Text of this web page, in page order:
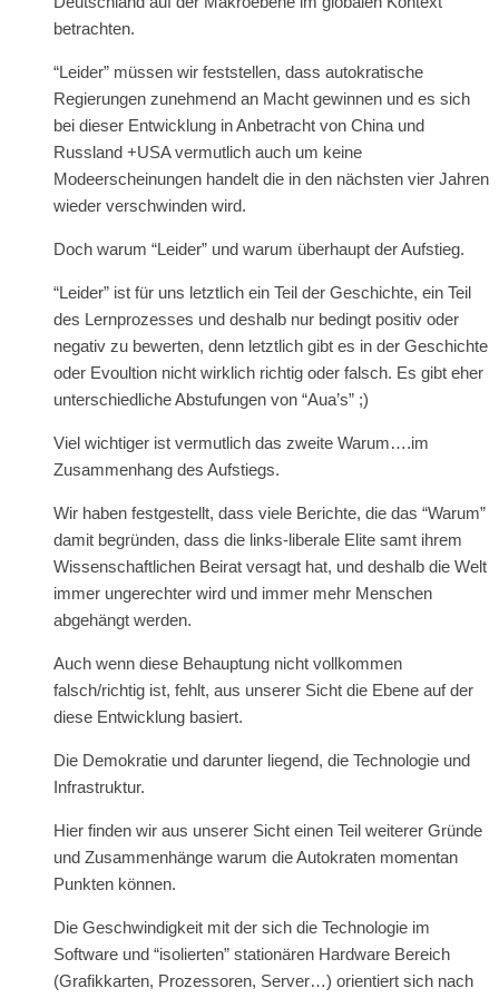
betrachten.
“Leider” müssen wir feststellen, dass autokratische
Regierungen zunehmend an Macht gewinnen und es sich
bei dieser Entwicklung in Anbetracht von China und
Russland +USA vermutlich auch um keine
Modeerscheinungen handelt die in den nächsten vier Jahren
wieder verschwinden wird.
Doch warum “Leider” und warum überhaupt der Aufstieg.
“Leider” ist für uns letztlich ein Teil der Geschichte, ein Teil
des Lernprozesses und deshalb nur bedingt positiv oder
negativ zu bewerten, denn letztlich gibt es in der Geschichte
oder Evoultion nicht wirklich richtig oder falsch. Es gibt eher
unterschiedliche Abstufungen von “Aua’s” ;)
Viel wichtiger ist vermutlich das zweite Warum….im
Zusammenhang des Aufstiegs.
Wir haben festgestellt, dass viele Berichte, die das “Warum”
damit begründen, dass die links-liberale Elite samt ihrem
Wissenschaftlichen Beirat versagt hat, und deshalb die Welt
immer ungerechter wird und immer mehr Menschen
abgehängt werden.
Auch wenn diese Behauptung nicht vollkommen
falsch/richtig ist, fehlt, aus unserer Sicht die Ebene auf der
diese Entwicklung basiert.
Die Demokratie und darunter liegend, die Technologie und
Infrastruktur.
Hier finden wir aus unserer Sicht einen Teil weiterer Gründe
und Zusammenhänge warum die Autokraten momentan
Punkten können.
Die Geschwindigkeit mit der sich die Technologie im
Software und “isolierten” stationären Hardware Bereich
(Grafikkarten, Prozessoren, Server…) orientiert sich nach